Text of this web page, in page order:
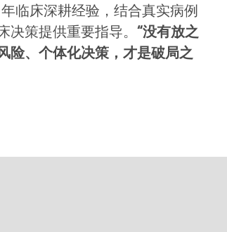
临床深耕经验，结合真实病例
决策提供重要指导。 “没有放之
险、个体化决策，才是破局之